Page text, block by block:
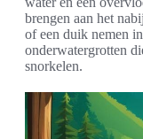
brengen aan het
of een duik nemen
onderwatergrotten
snorkelen.